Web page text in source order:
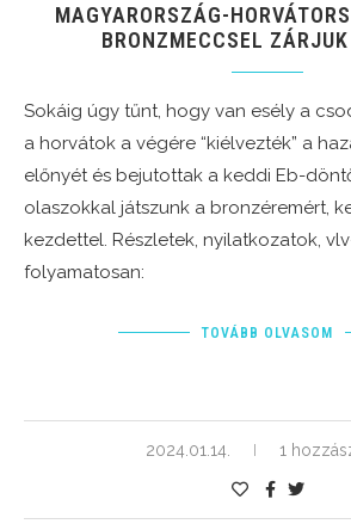
MAGYARORSZÁG-
BRONZMECCSEL
Sokáig úgy tűnt, hogy van esély a
a horvátok a végére “kiélvezték” a
előnyét és bejutottak a keddi Eb-
olaszokkal játszunk a bronzéremért,
kezdettel. Részletek, nyilatkozatok,
folyamatosan:
TOVÁBB OLVASOM
2024.01.14. 1